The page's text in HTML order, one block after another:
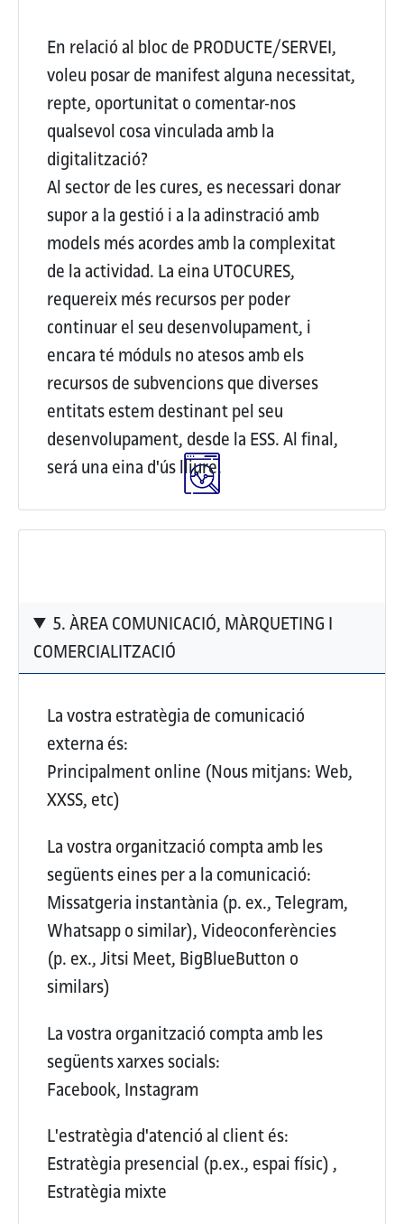
En relació al bloc de PRODUCTE/SERVEI,
voleu posar de manifest alguna necessitat,
repte, oportunitat o comentar-nos
qualsevol cosa vinculada amb la
digitalització?
Al sector de les cures, es necessari donar
supor a la gestió i a la adinstració amb
models més acordes amb la complexitat
de la actividad. La eina UTOCURES,
requereix més recursos per poder
continuar el seu desenvolupament, i
encara té móduls no atesos amb els
recursos de subvencions que diverses
entitats estem destinant pel seu
desenvolupament, desde la ESS. Al final,
será una eina d'ús lliure.
5. ÀREA COMUNICACIÓ, MÀRQUETING I
COMERCIALITZACIÓ
La vostra estratègia de comunicació
externa és:
Principalment online (Nous mitjans: Web,
XXSS, etc)
La vostra organització compta amb les
següents eines per a la comunicació:
Missatgeria instantània (p. ex., Telegram,
Whatsapp o similar), Videoconferències
(p. ex., Jitsi Meet, BigBlueButton o
similars)
La vostra organització compta amb les
següents xarxes socials:
Facebook, Instagram
L'estratègia d'atenció al client és:
Estratègia presencial (p.ex., espai físic) ,
Estratègia mixte